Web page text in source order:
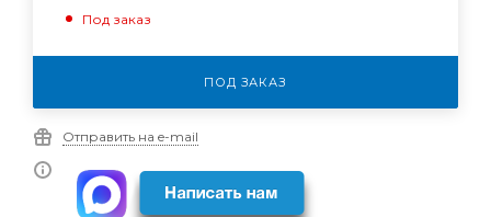
Под заказ
ПОД ЗАКАЗ
Отправить на e-mail